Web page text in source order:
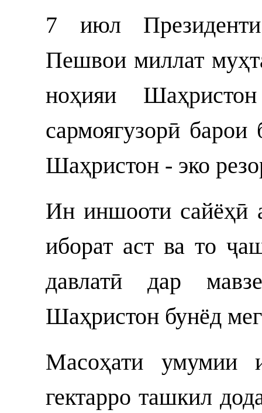
7 июл
Пешвои миллат
ноҳияи
сармоягузорӣ барои
Шаҳристон - эко
Ин иншооти сайёҳӣ
иборат аст ва то
давлатӣ дар
Шаҳристон бунёд
Масоҳати умумии
гектарро ташкил